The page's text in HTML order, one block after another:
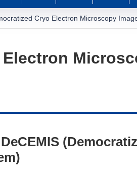
Cryo Electron Microscopy